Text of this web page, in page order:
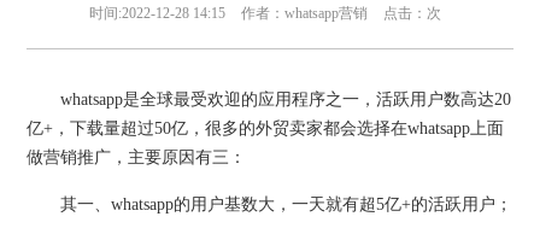
时间:2022-12-28 14:15 作者：whatsapp营销 点击： 次
whatsapp是全球最受欢迎的应用程序之一，活跃用户数高达20
亿+，下载量超过50亿，很多的外贸卖家都会选择在whatsapp上面
做营销推广，主要原因有三：
其一、whatsapp的用户基数大，一天就有超5亿+的活跃用户；